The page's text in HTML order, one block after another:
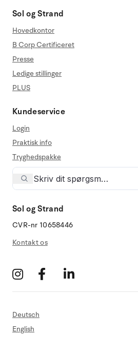
Sol og Strand
Hovedkontor
B Corp Certificeret
Presse
Ledige stillinger
PLUS
Kundeservice
Login
Praktisk info
Tryghedspakke
Sol og Strand
CVR-nr 10658446
Kontakt os
Deutsch
English